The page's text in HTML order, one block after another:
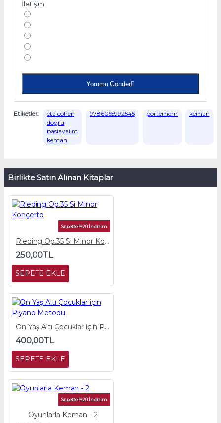
İletişim
Yorumu Gönder
Etiketler:
eta cohen
dogru
baslayalim
keman
9786055992545 portemem keman
Birlikte Satın Alınan Kitaplar
Sepette %20 İndirim
Rieding Op.35 Si Minor Konçerto
250,00TL
SEPETE EKLE
On Yaş Altı Çocuklar için Piyano Metodu
400,00TL
SEPETE EKLE
Sepette %20 İndirim
Oyunlarla Keman - 2